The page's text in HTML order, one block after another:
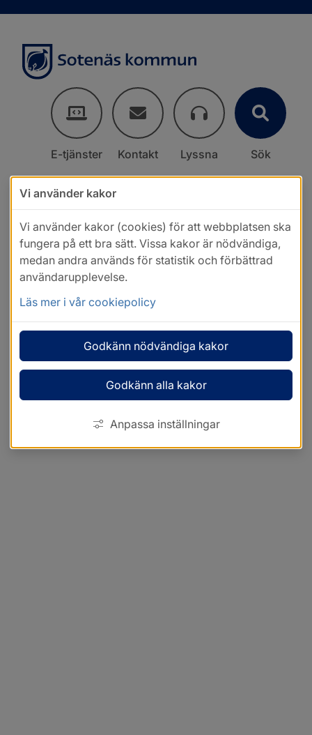
E-tjänster Kontakt Lyssna Sök
Vi använder kakor
Vi använder kakor (cookies) för att webbplatsen ska
fungera på ett bra sätt. Vissa kakor är nödvändiga,
medan andra används för statistik och förbättrad
användarupplevelse.
Läs mer i vår cookiepolicy
Godkänn nödvändiga kakor
Godkänn alla kakor
Anpassa inställningar